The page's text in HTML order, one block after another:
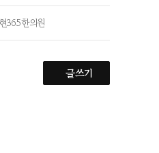
365한의원
글쓰기